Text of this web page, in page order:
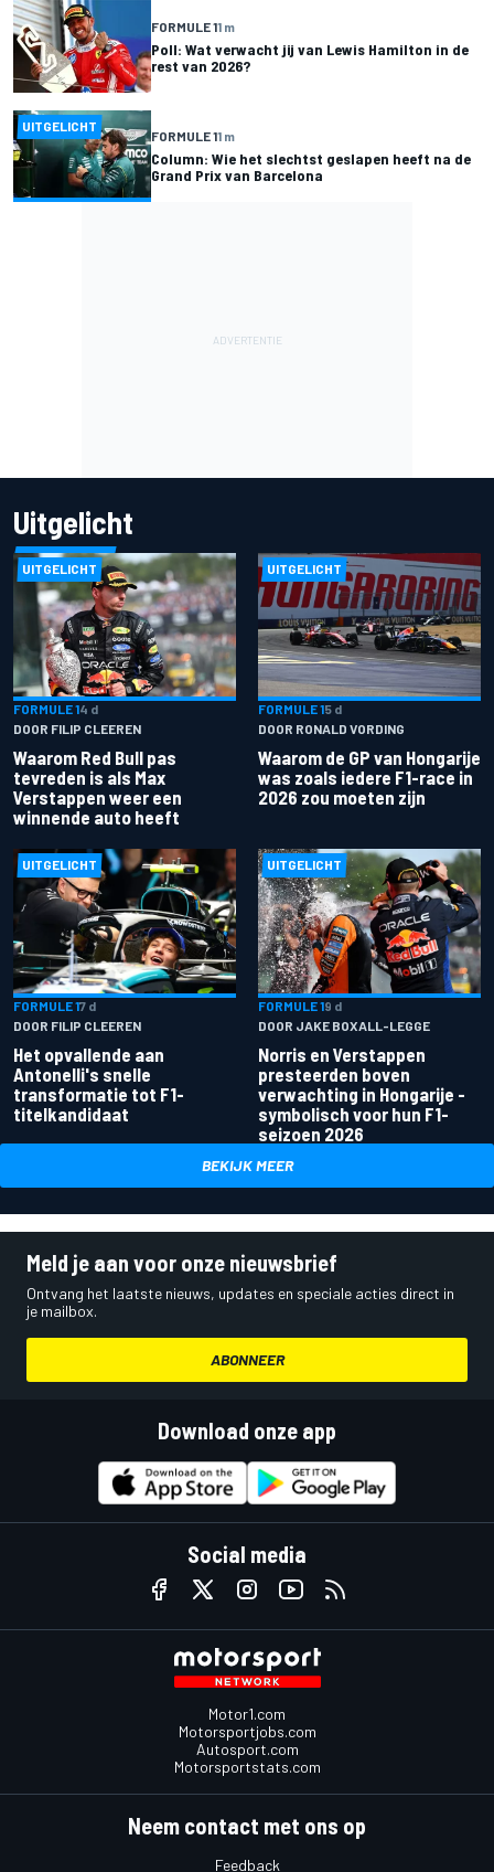
FORMULE 11 m
Poll: Wat verwacht jij van Lewis Hamilton in de
rest van 2026?
UITGELICHT
FORMULE 11 m
Column: Wie het slechtst geslapen heeft na de
Grand Prix van Barcelona
Uitgelicht
UITGELICHT
FORMULE 14 d
DOOR FILIP CLEEREN
Waarom Red Bull pas
tevreden is als Max
Verstappen weer een
winnende auto heeft
UITGELICHT
FORMULE 15 d
DOOR RONALD VORDING
Waarom de GP van Hongarije
was zoals iedere F1-race in
2026 zou moeten zijn
UITGELICHT
FORMULE 17 d
DOOR FILIP CLEEREN
Het opvallende aan
Antonelli's snelle
transformatie tot F1-
titelkandidaat
UITGELICHT
FORMULE 19 d
DOOR JAKE BOXALL-LEGGE
Norris en Verstappen
presteerden boven
verwachting in Hongarije -
symbolisch voor hun F1-
seizoen 2026
BEKIJK MEER
Meld je aan voor onze nieuwsbrief
Ontvang het laatste nieuws, updates en speciale acties direct in
je mailbox.
ABONNEER
Download onze app
Social media
Motor1.com
Motorsportjobs.com
Autosport.com
Motorsportstats.com
Neem contact met ons op
Feedback